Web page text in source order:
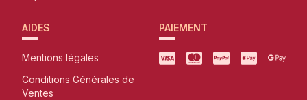
AIDES
Mentions légales
Conditions Générales de
Ventes
PAIEMENT